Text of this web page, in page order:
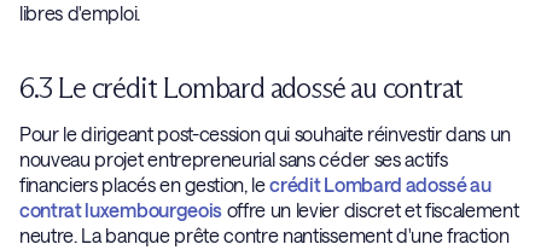
libres d'emploi.
6.3 Le crédit Lombard adossé au contrat
Pour le dirigeant post-cession qui souhaite réinvestir dans un
nouveau projet entrepreneurial sans céder ses actifs
financiers placés en gestion, lecrédit Lombard adossé au
contrat luxembourgeoisoffre un levier discret et fiscalement
neutre. La banque prête contre nantissement d'une fraction